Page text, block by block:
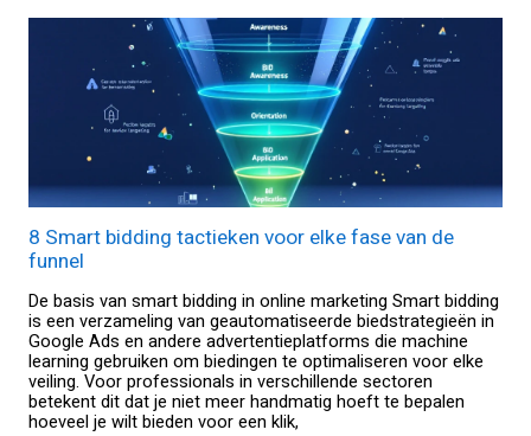
8 Smart bidding tactieken voor elke fase van de
funnel
De basis van smart bidding in online marketing Smart bidding
is een verzameling van geautomatiseerde biedstrategieën in
Google Ads en andere advertentieplatforms die machine
learning gebruiken om biedingen te optimaliseren voor elke
veiling. Voor professionals in verschillende sectoren
betekent dit dat je niet meer handmatig hoeft te bepalen
hoeveel je wilt bieden voor een klik,